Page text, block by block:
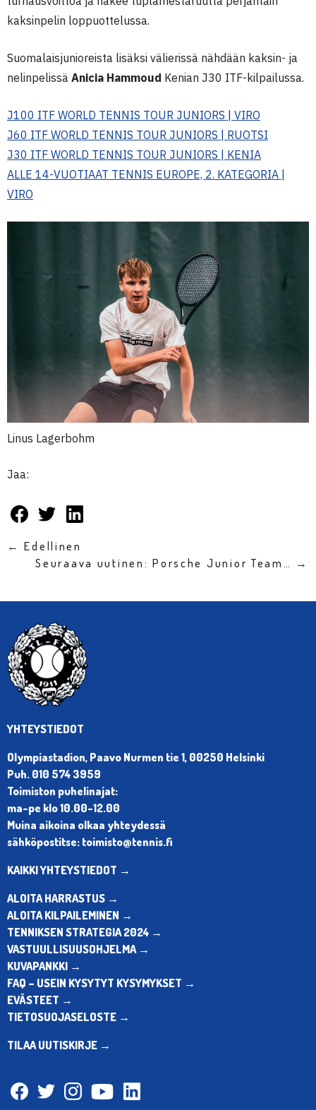
kaksinpelin loppuottelussa.
Suomalaisjunioreista lisäksi välierissä nähdään kaksin- ja
nelinpelissä Anicia Hammoud Kenian J30 ITF-kilpailussa.
J100 ITF WORLD TENNIS TOUR JUNIORS | VIRO
J60 ITF WORLD TENNIS TOUR JUNIORS | RUOTSI
J30 ITF WORLD TENNIS TOUR JUNIORS | KENIA
ALLE 14-VUOTIAAT TENNIS EUROPE, 2. KATEGORIA |
VIRO
Linus Lagerbohm
Jaa:
← Edellinen
Seuraava uutinen: Porsche Junior Team… →
YHTEYSTIEDOT
Olympiastadion, Paavo Nurmen tie 1, 00250 Helsinki
Puh. 010 574 3959
Toimiston puhelinajat:
ma-pe klo 10.00-12.00
Muina aikoina olkaa yhteydessä
sähköpostitse: toimisto@tennis.fi
KAIKKI YHTEYSTIEDOT →
ALOITA HARRASTUS →
ALOITA KILPAILEMINEN →
TENNIKSEN STRATEGIA 2024 →
VASTUULLISUUSOHJELMA →
KUVAPANKKI →
FAQ – USEIN KYSYTYT KYSYMYKSET →
EVÄSTEET →
TIETOSUOJASELOSTE →
TILAA UUTISKIRJE →